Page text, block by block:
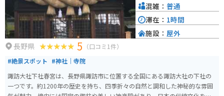
長野県 5 （口コミ1件）
#絶景スポット #神社｜寺院
諏訪大社下社春宮は、長野県諏訪市に位置する全国にある諏訪大社の下社の
一つです。約1200年の歴史を持ち、四季折々の自然と調和した神秘的な雰囲
混雑： 普通
滞在： 1時間
施設： 屋外